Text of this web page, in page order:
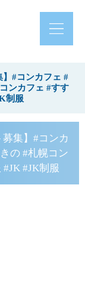
#コンカフェ #
ンカフェ #すす
制服
集】#コンカ
の #札幌コン
#JK制服